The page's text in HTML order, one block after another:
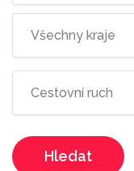
Hledat